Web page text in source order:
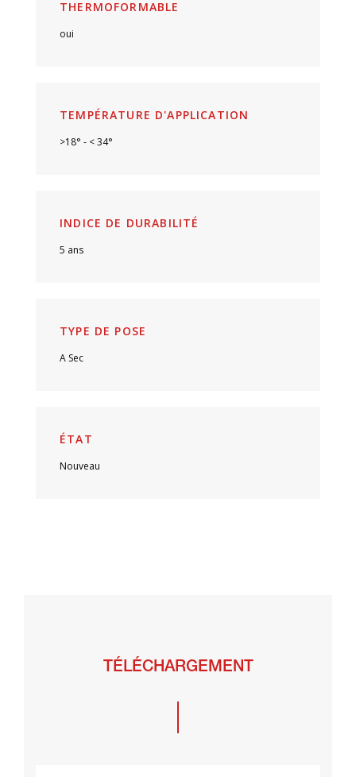
THERMOFORMABLE
oui
TEMPÉRATURE D'APPLICATION
>18° - < 34°
INDICE DE DURABILITÉ
5 ans
TYPE DE POSE
A Sec
ÉTAT
Nouveau
TÉLÉCHARGEMENT